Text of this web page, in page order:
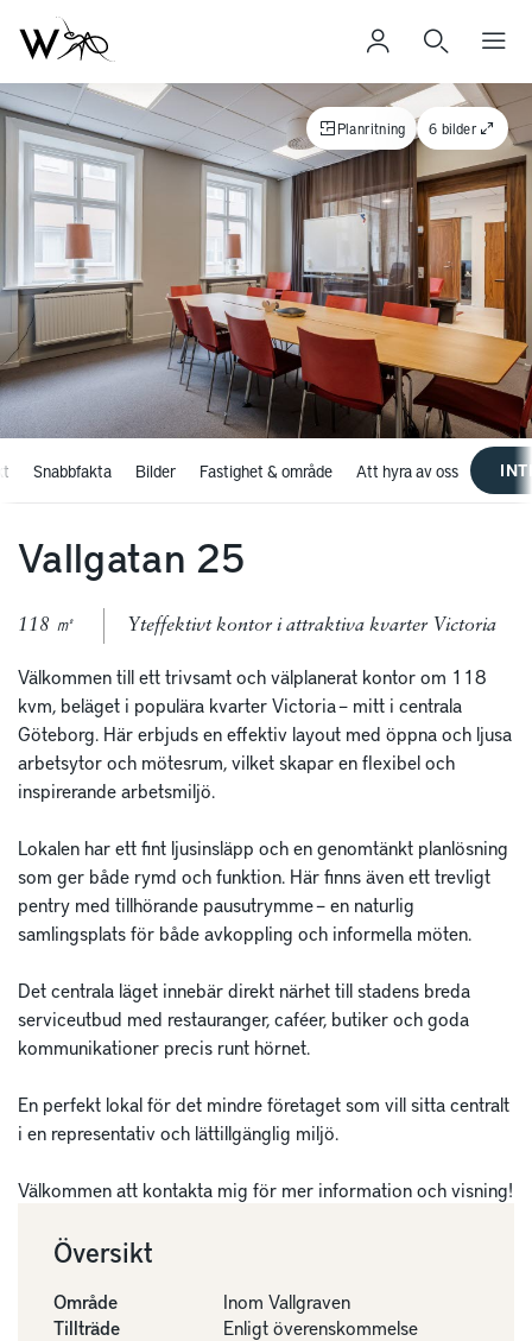
Planritning 6 bilder
Snabbfakta Bilder Fastighet & område Att hyra av oss
Vallgatan 25
118 ㎡ Yteffektivt kontor i attraktiva kvarter Victoria
Välkommen till ett trivsamt och välplanerat kontor om 118
kvm, beläget i populära kvarter Victoria – mitt i centrala
Göteborg. Här erbjuds en effektiv layout med öppna och ljusa
arbetsytor och mötesrum, vilket skapar en flexibel och
inspirerande arbetsmiljö.
Lokalen har ett fint ljusinsläpp och en genomtänkt planlösning
som ger både rymd och funktion. Här finns även ett trevligt
pentry med tillhörande pausutrymme – en naturlig
samlingsplats för både avkoppling och informella möten.
Det centrala läget innebär direkt närhet till stadens breda
serviceutbud med restauranger, caféer, butiker och goda
kommunikationer precis runt hörnet.
En perfekt lokal för det mindre företaget som vill sitta centralt
i en representativ och lättillgänglig miljö.
Välkommen att kontakta mig för mer information och visning!
Översikt
Område
Inom Vallgraven
Tillträde
Enligt överenskommelse